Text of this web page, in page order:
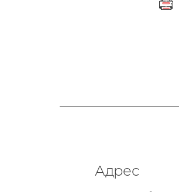
Адрес